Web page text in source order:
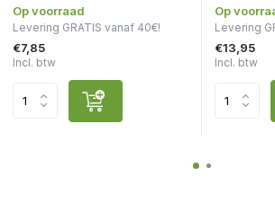
Op voorraad
Levering GRATIS vanaf 40€!
€7,85
Incl. btw
Op
Levering
€13,95
Incl. btw